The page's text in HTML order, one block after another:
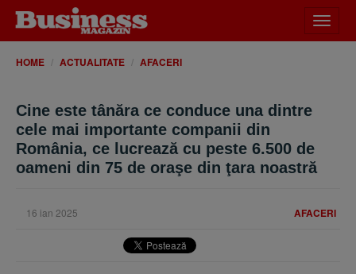
meniu
HOME ACTUALITATE AFACERI
Cine este tânăra ce conduce una dintre
cele mai importante companii din
România, ce lucrează cu peste 6.500 de
oameni din 75 de oraşe din ţara noastră
AFACERI
16 ian 2025